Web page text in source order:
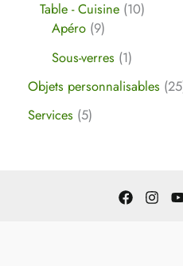
Table - Cuisine 10
Apéro 9
Sous-verres 1
Objets personnalisables 25
Services 5